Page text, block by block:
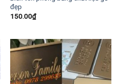
đẹp
150.00₫